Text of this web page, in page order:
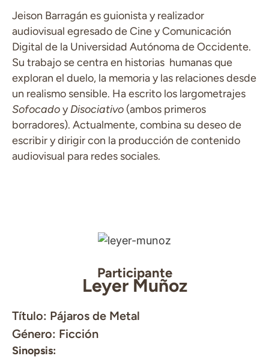
Jeison Barragán es guionista y realizador
audiovisual egresado de Cine y Comunicación
Digital de la Universidad Autónoma de Occidente.
Su trabajo se centra en historias humanas que
exploran el duelo, la memoria y las relaciones desde
un realismo sensible. Ha escrito los largometrajes
SofocadoyDisociativo (ambos primeros
borradores). Actualmente, combina su deseo de
escribir y dirigir con la producción de contenido
audiovisual para redes sociales.
Participante
Leyer Muñoz
Título: Pájaros de Metal
Género: Ficción
Sinopsis: